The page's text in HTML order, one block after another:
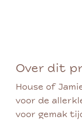
Over dit
House of
voor de
voor gemak